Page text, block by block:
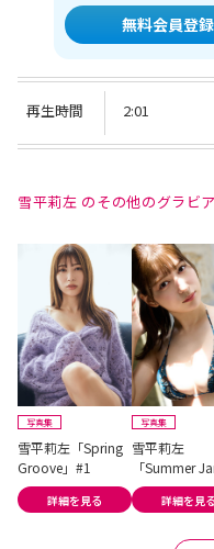
無料会員登
再生時間 2:01
雪平莉左 のその他のグラビ
写真集
雪平莉左「Spring
Groove」#1
詳細を見る
写真集
雪平莉左
「Summer
#2
詳細を見る